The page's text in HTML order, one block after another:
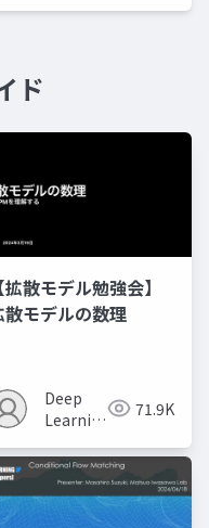
ド
【拡散モデル勉強会】
散モデルの数理
Deep
Learning
71.9K